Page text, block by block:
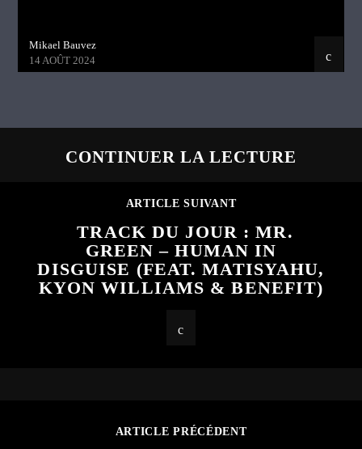
Mikael Bauvez
14 AOÛT 2024
CONTINUER LA LECTURE
ARTICLE SUIVANT
TRACK DU JOUR : MR.
GREEN – HUMAN IN
DISGUISE (FEAT. MATISYAHU,
KYON WILLIAMS & BENEFIT)
ARTICLE PRÉCÉDENT